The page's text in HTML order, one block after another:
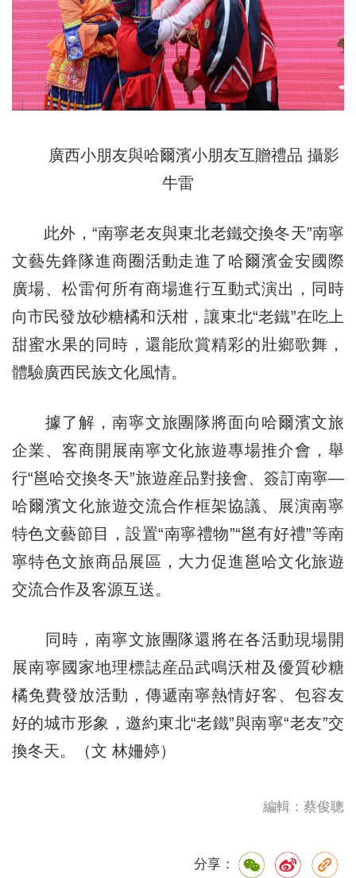
廣西小朋友與哈爾濱小朋友互贈禮品 攝影
牛雷
此外，“南寧老友與東北老鐵交換冬天”南寧
文藝先鋒隊進商圈活動走進了哈爾濱金安國際
廣場、松雷何所有商場進行互動式演出，同時
向市民發放砂糖橘和沃柑，讓東北“老鐵”在吃上
甜蜜水果的同時，還能欣賞精彩的壯鄉歌舞，
體驗廣西民族文化風情。
據了解，南寧文旅團隊將面向哈爾濱文旅
企業、客商開展南寧文化旅遊專場推介會，舉
行“邕哈交換冬天”旅遊産品對接會、簽訂南寧—
哈爾濱文化旅遊交流合作框架協議、展演南寧
特色文藝節目，設置“南寧禮物”“邕有好禮”等南
寧特色文旅商品展區，大力促進邕哈文化旅遊
交流合作及客源互送。
同時，南寧文旅團隊還將在各活動現場開
展南寧國家地理標誌産品武鳴沃柑及優質砂糖
橘免費發放活動，傳遞南寧熱情好客、包容友
好的城市形象，邀約東北“老鐵”與南寧“老友”交
換冬天。（文 林姍婷）
編輯：蔡俊聰
分享：